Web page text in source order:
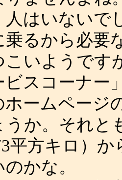
人はいないで
乗るから必要
いようです
ビスコーナ
ホームページ
うか。それと
平方キロ）
かな。